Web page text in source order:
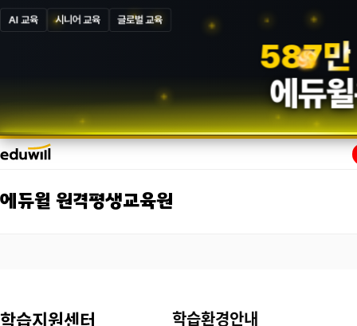
AI 교육 시니어 교육 글로벌 교육
587만
에듀윌
에듀윌 원격평생교육원
학습지원센터 학습환경안내